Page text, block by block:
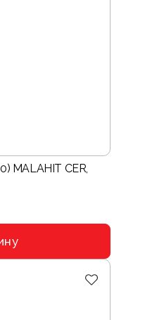
MALAHIT CER,